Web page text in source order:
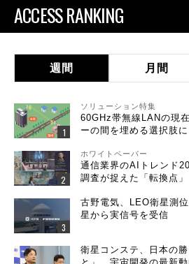
ACCESS RANKING
週間 月間
ソリューション特集
60GHz帯無線LANの現
ーの間を埋める選択肢に
ホワイトペーパー
通信業界のAIトレンド
調査が捉えた「転換点」
古野電気、LEO衛星測
星から実信号を受信
衛星コンステ、日本の